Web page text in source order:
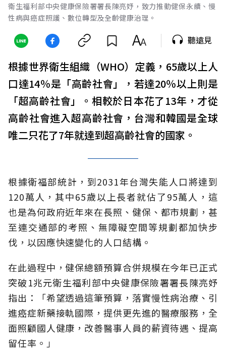
衛生福利部中央健康保險署署長陳亮妤，致力推動健保永續、慢
性病與癌症照護、數位轉型及全齡健康治理。
聽遠見
根據世界衛生組織（WHO）定義，65歲以上人
口達14％是「高齡社會」，若達20％以上則是
「超高齡社會」。相較於日本花了13年，才從
高齡社會進入超高齡社會，台灣和韓國是全球
唯二只花了7年就達到超高齡社會的國家。
根據衛福部統計，到2031年台灣失能人口將達到
120萬人，其中65歲以上長者就佔了95萬人，這
也是為何政府近年來在長照、健保、都市規劃，甚
至連交通部的考照、無障礙空間等規劃都加快步
伐，以因應快速變化的人口結構。
在此過程中，健保總額預算合併規模在今年已正式
突破1兆元衛生福利部中央健康保險署署長陳亮妤
指出：「希望透過這筆預算，落實慢性病治療、引
進癌症新藥接軌國際，提供更先進的醫療服務，全
面照顧國人健康，改善醫事人員的薪資待遇、提高
留任率。」